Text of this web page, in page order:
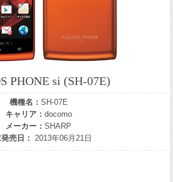
PHONE si (SH-07E)
機種名： SH-07E
キャリア： docomo
メーカー： SHARP
売日： 2013年06月21日